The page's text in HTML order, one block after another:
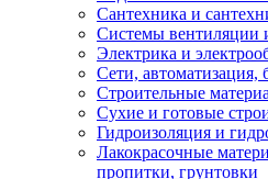
Сантехника и
Системы вентиляции
Электрика и
Сети, автоматизация,
Строительные
Сухие и готовые
Гидроизоляция и
Лакокрасочные
пропитки, грунтовки